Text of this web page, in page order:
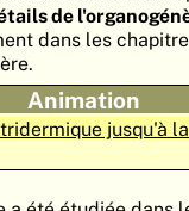
de
dans les
Animation
jusqu'à